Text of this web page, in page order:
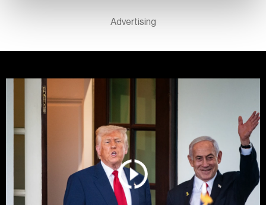
, o piškotkih in drugih podobnih tehnologijah
kadar koli prekličete brez kakršnih koli posledic.